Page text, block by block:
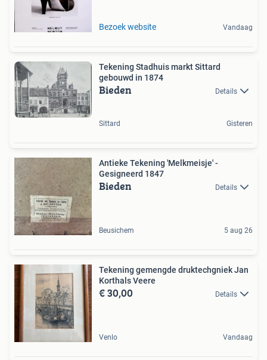
Bezoek website Vandaag
Tekening Stadhuis markt Sittard
gebouwd in 1874
Bieden Details
Sittard Gisteren
Antieke Tekening 'Melkmeisje' -
Gesigneerd 1847
Bieden Details
Beusichem 5 aug 26
Tekening gemengde druktechgniek Jan
Korthals Veere
€ 30,00 Details
Venlo Vandaag